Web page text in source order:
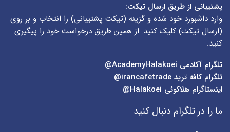
پشتیبانی از طریق ارسال تیکت:
وارد داشبورد خود شده و گزینه (تیکت پشتیبانی) را انتخاب و بر روی
(ارسال تیکت) کلیک کنید. از همین طریق درخواست خود را پیگیری
کنید.
تلگرام آکادمی
تلگرام کافه ترید irancafetrade@
اینستاگرام هلاکوئی Halakoei@
ما را در تلگرام دنبال کنید